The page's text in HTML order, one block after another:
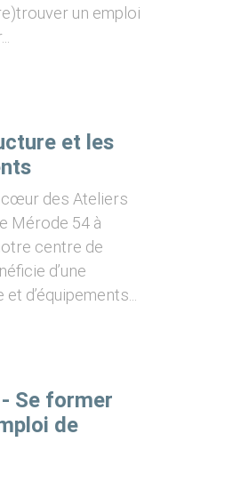
un emploi
et les
cœur des Ateliers
Mérode 54 à
centre de
d’une
d’équipements...
Se former
de